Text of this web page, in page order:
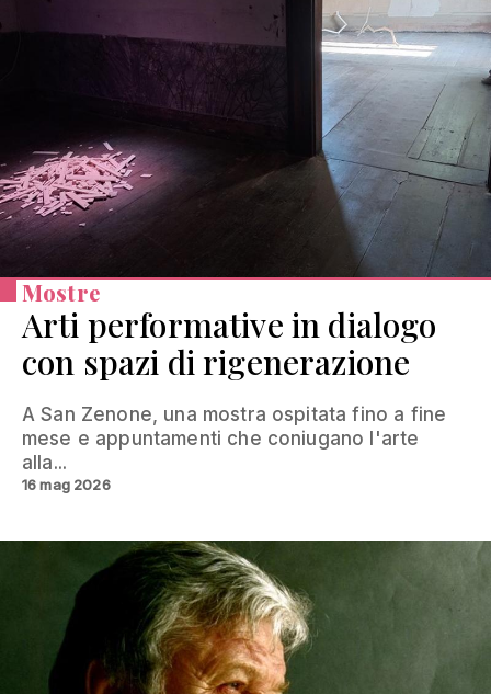
Mostre
Arti performative in dialogo
con spazi di rigenerazione
A San Zenone, una mostra ospitata fino a fine
mese e appuntamenti che coniugano l'arte
alla...
16 mag 2026